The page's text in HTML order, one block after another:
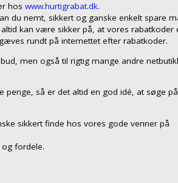
hos www.hurtigrabat.dk.
du nemt, sikkert og ganske enkelt spare
kan være sikker på, at vores rabatkoder
rundt på internettet efter rabatkoder.
men også til rigtig mange andre
penge, så er det altid en god idé, at søge
sikkert finde hos vores gode venner på
fordele.